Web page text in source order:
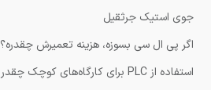
جوی استیک جرثقیل
اگر پی ال سی بسوزه، هزینه تعمیرش چقدره؟
استفاده از PLC برای کارگاه‌های کوچک چقدر هزینه داره؟